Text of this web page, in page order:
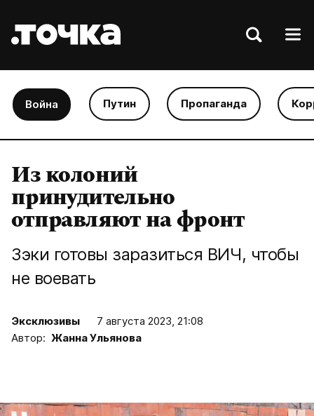
Война Путин Пропаганда
Из колоний
принудительно
отправляют на фронт
Зэки готовы заразиться ВИЧ, чтобы
не воевать
Эксклюзивы
7 августа 2023, 21:08
Автор: Жанна Ульянова